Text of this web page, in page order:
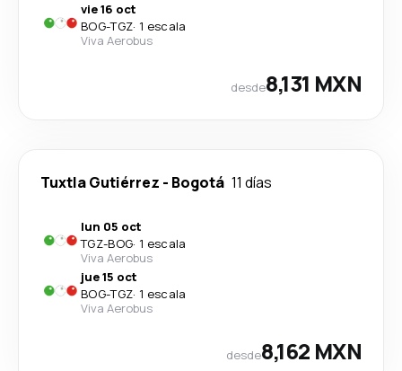
vie 16 oct
BOG-TGZ· 1 escala
Viva Aerobus
desde8,131 MXN
Tuxtla Gutiérrez - Bogotá 11 días
lun 05 oct
TGZ-BOG· 1 escala
Viva Aerobus
jue 15 oct
BOG-TGZ· 1 escala
Viva Aerobus
desde8,162 MXN